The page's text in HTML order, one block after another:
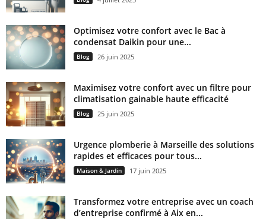
Optimisez votre confort avec le Bac à
condensat Daikin pour une...
Blog 26 juin 2025
Maximisez votre confort avec un filtre pour
climatisation gainable haute efficacité
Blog 25 juin 2025
Urgence plomberie à Marseille des solutions
rapides et efficaces pour tous...
Maison & Jardin 17 juin 2025
Transformez votre entreprise avec un coach
d’entreprise confirmé à Aix en...